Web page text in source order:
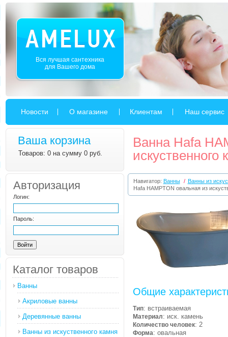
Вся лучшая сантехника
для Вашего дома
Новости О магазине Клиентам Наш сервис
Ваша корзина
Товаров: 0 на сумму 0 руб.
Авторизация
Логин:
Пароль:
Каталог товаров
Ванны
Акриловые ванны
Деревянные ванны
Ванны из искуственного камня
Ванна Hafa
искуственного
Навигатор: Ванны / Ванны из
Hafa HAMPTON овальная из
Общие
Тип: встраиваемая
Материал: иск. камень
Количество человек: 2
Форма: овальная